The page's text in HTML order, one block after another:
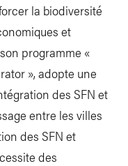
la biodiversité
et
programme «
», adopte une
des SFN et
entre les villes
des SFN et
des